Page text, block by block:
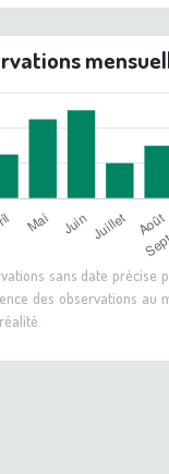
sans date précise
des observations au